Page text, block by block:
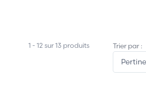
1 - 12 sur 13 produits Trier par :